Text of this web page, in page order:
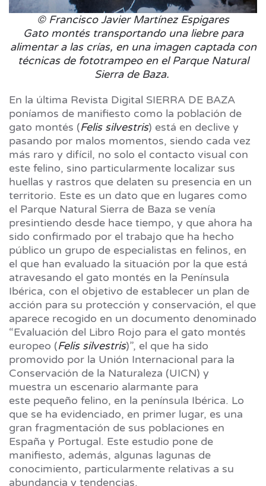
© Francisco Javier Martínez Espigares
Gato montés transportando una liebre para
alimentar a las crías, en una imagen captada con
técnicas de fototrampeo en el Parque Natural
Sierra de Baza.
En la última Revista Digital SIERRA DE BAZA
poníamos de manifiesto como la población de
gato montés (Felis silvestris) está en declive y
pasando por malos momentos, siendo cada vez
más raro y difícil, no solo el contacto visual con
este felino, sino particularmente localizar sus
huellas y rastros que delaten su presencia en un
territorio. Este es un dato que en lugares como
el Parque Natural Sierra de Baza se venía
presintiendo desde hace tiempo, y que ahora ha
sido confirmado por el trabajo que ha hecho
público un grupo de especialistas en felinos, en
el que han evaluado la situación por la que está
atravesando el gato montés en la Península
Ibérica, con el objetivo de establecer un plan de
acción para su protección y conservación, el que
aparece recogido en un documento denominado
“Evaluación del Libro Rojo para el gato montés
europeo (Felis silvestris)”, el que ha sido
promovido por la Unión Internacional para la
Conservación de la Naturaleza (UICN) y
muestra un escenario alarmante para
este pequeño felino, en la península Ibérica. Lo
que se ha evidenciado, en primer lugar, es una
gran fragmentación de sus poblaciones en
España y Portugal. Este estudio pone de
manifiesto, además, algunas lagunas de
conocimiento, particularmente relativas a su
abundancia y tendencias.